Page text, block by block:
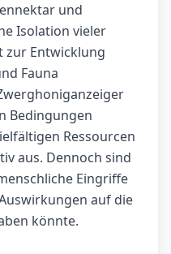
und
Isolation vieler
zur Entwicklung
Fauna
Bedingungen
Ressourcen
aus. Dennoch sind
Eingriffe
auf die
könnte.